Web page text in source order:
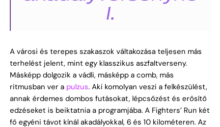
l.
A városi és terepes szakaszok váltakozása teljesen más
terhelést jelent, mint egy klasszikus aszfaltverseny.
Másképp dolgozik a vádli, másképp a comb, más
ritmusban ver a pulzus. Aki komolyan veszi a felkészülést,
annak érdemes dombos futásokat, lépcsőzést és erősítő
edzéseket is beiktatnia a programjába. A Fighters’ Run két
fő egyéni távot kínál akadályokkal, 6 és 10 kilométeren. Az